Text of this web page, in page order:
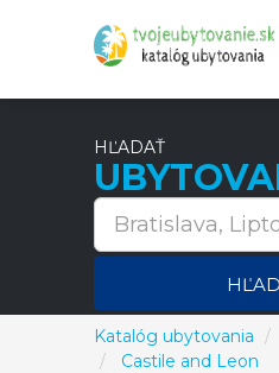
HĽADAŤ
Katalóg ubytovania
Castile and Leon